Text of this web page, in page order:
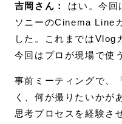
吉岡さん：
はい。今回
ソニーのCinema Line
した。これまではVlog
今回はプロが現場で使
事前ミーティングで、
く、何が撮りたいかが
思考プロセスを経験さ